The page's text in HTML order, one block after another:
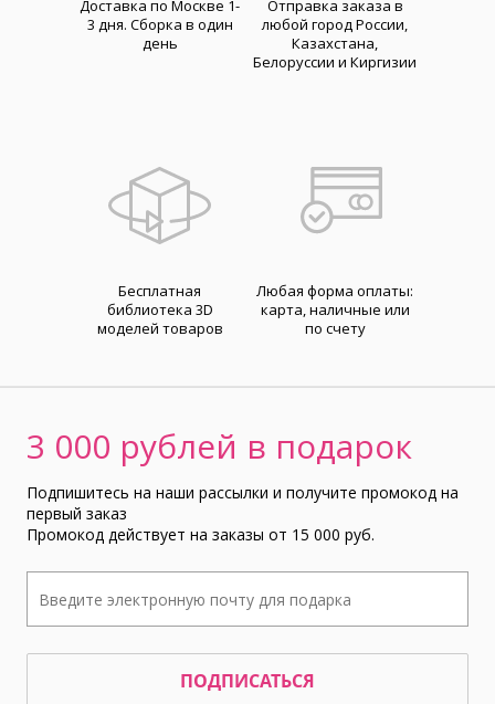
Доставка по Москве 1-
3 дня. Cборка в один
день
Отправка заказа в
любой город России,
Казахстана,
Белоруссии и Киргизии
Бесплатная
библиотека 3D
моделей товаров
Любая форма оплаты:
карта, наличные или
по счету
3 000 рублей в подарок
Подпишитесь на наши рассылки и получите промокод на
первый заказ
Промокод действует на заказы от 15 000 руб.
ПОДПИСАТЬСЯ